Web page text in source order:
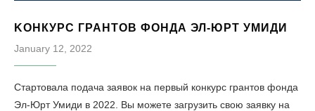
KОНКУРС ГРАНТОВ ФОНДА ЭЛ-ЮРТ УМИДИ
January 12, 2022
Стартовала подача заявок на первый конкурс грантов фонда
Эл-Юрт Умиди в 2022. Вы можете загрузить свою заявку на